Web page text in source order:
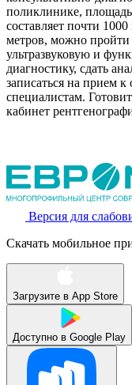
поликлинике,
составляет почти
метров, можно пройти
ультразвуковую и
диагностику, сдать
записаться на прием
специалистам.
кабинет
Версия для
Скачать мобильное
Загрузите в App Store
Доступно в Google Play